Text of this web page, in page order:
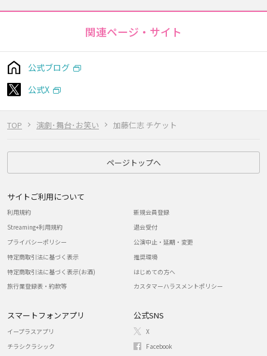
TOP 演劇･舞台･お笑い 加藤仁志 チケット
関連ページ・サイト
公式ブログ
公式X
ページトップへ
サイトご利用について
利用規約
Streaming+利用規約
プライバシーポリシー
特定商取引法に基づく表示
特定商取引法に基づく表示(お酒)
旅行業登録表・約款等
新規会員登録
退会受付
公演中止・延期・変更
推奨環境
はじめての方へ
カスタマーハラスメントポリシー
スマートフォンアプリ
イープラスアプリ
チラシクラシック
公式SNS
X
Facebook